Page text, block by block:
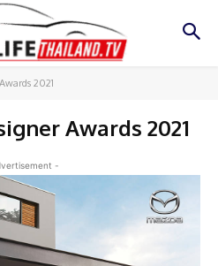
2021
Awards 2021
-